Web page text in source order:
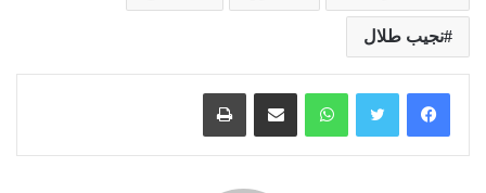
نجيب طلال
واتساب مشاركة عبر البريد طباعة